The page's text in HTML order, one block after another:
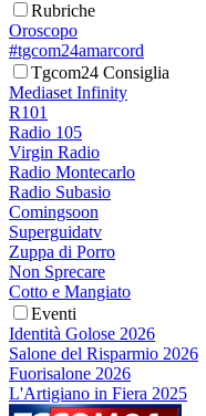
Rubriche
Oroscopo
#tgcom24amarcord
Tgcom24 Consiglia
Mediaset Infinity
R101
Radio 105
Virgin Radio
Radio Montecarlo
Radio Subasio
Comingsoon
Superguidatv
Zuppa di Porro
Non Sprecare
Cotto e Mangiato
Eventi
Identità Golose 2026
Salone del Risparmio 2026
Fuorisalone 2026
L'Artigiano in Fiera 2025